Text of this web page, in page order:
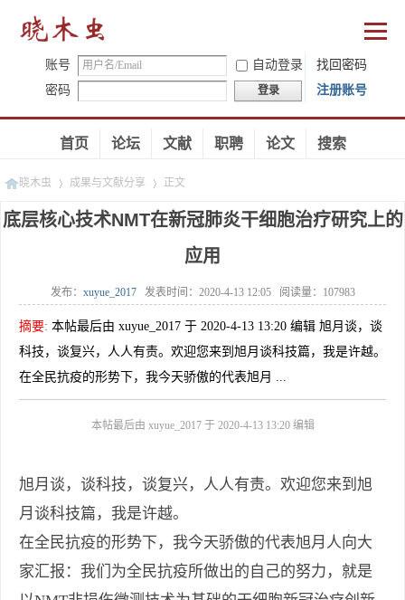
账号 自动登录
找回密码
密码
登录 注册账号
首页 论坛 文献 职聘 论文 搜索
晓木虫 成果与文献分享 正文
底层核心技术NMT在新冠肺炎干细胞治疗研究上的
应用
发布： xuyue_2017 发表时间： 2020-4-13 12:05 阅读量： 107983
摘要: 本帖最后由 xuyue_2017 于 2020-4-13 13:20 编辑 旭月谈，谈
科技，谈复兴，人人有责。欢迎您来到旭月谈科技篇，我是许越。
在全民抗疫的形势下，我今天骄傲的代表旭月 ...
本帖最后由 xuyue_2017 于 2020-4-13 13:20 编辑
旭月谈，谈科技，谈复兴，人人有责。欢迎您来到旭
月谈科技篇，我是许越。
在全民抗疫的形势下，我今天骄傲的代表旭月人向大
家汇报：我们为全民抗疫所做出的自己的努力，就是